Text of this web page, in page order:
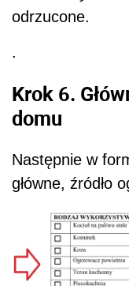
odrzucone.
.
Krok 6.
domu
Następnie w
główne, źródło